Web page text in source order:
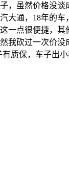
，虽然价格没谈
大通，18年的
一点很便捷，
我砍过一次价
质保，车子出